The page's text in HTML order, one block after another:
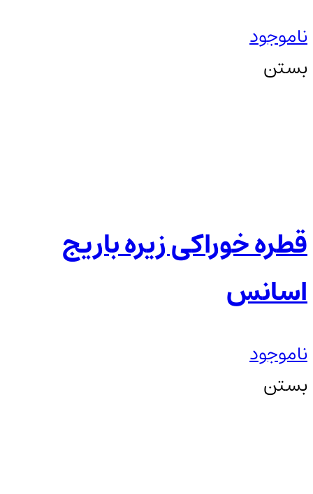
ناموجود
بستن
قطره خوراکی زیره باریج
اسانس
ناموجود
بستن